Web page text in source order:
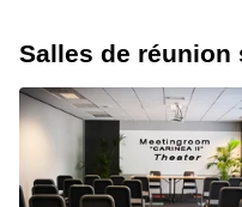
Salles de réunion